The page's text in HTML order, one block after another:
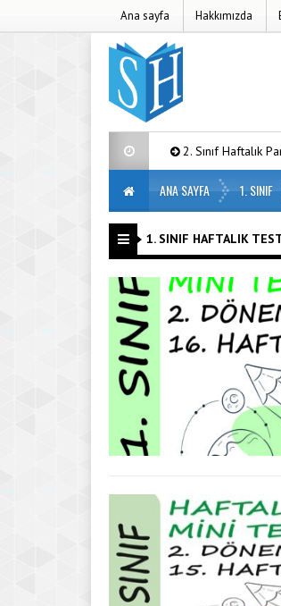
Ana sayfa Hakkımızda
2. Sınıf Haftalık Paragraf (2. Dönem
ANA SAYFA 1. SINIF
1. SINIF HAFTALIK